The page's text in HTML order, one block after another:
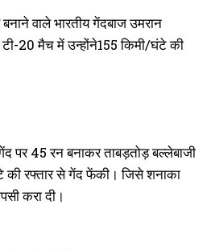
वाले भारतीय गेंदबाज उमरान
20 मैच में उन्होंने155 किमी/घंटे की
45 रन बनाकर ताबड़तोड़ बल्लेबाजी
रफ्तार से गेंद फेंकी। जिसे शनाका
करा दी।